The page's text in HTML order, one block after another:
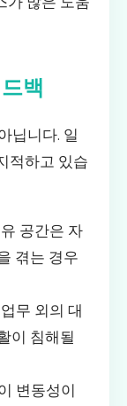
백
닙니다. 일
적하고 있습
공간은 자
겪는 경우
무 외의 대
이 침해될
변동성이